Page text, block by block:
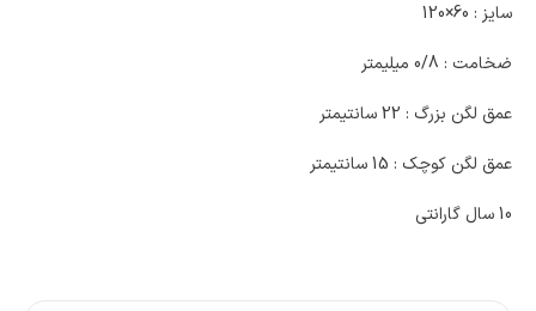
سایز : 60×120
ضخامت : 0/8 میلیمتر
عمق لگن بزرگ : 22 سانتیمتر
عمق لگن کوچک : 15 سانتیمتر
10 سال گارانتی